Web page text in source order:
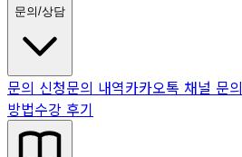
문의/상담
문의 신청문의 내역카카오톡 채널 문의
방법수강 후기